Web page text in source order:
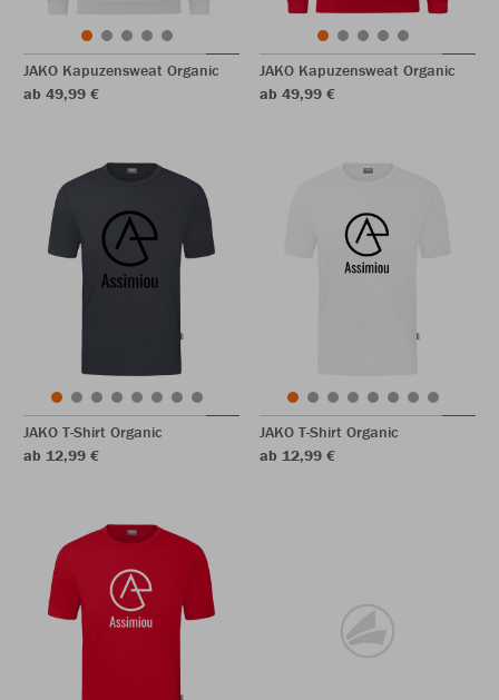
JAKO Kapuzensweat Organic
ab 49,99 €
JAKO Kapuzensweat Organic
ab 49,99 €
JAKO T-Shirt Organic
ab 12,99 €
JAKO T-Shirt Organic
ab 12,99 €